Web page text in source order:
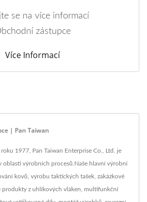
se na více informací
zástupce
Více Informací
| Pan Taiwan
1977, Pan Taiwan Enterprise Co., Ltd. je
oblasti výrobních procesů.Naše hlavní výrobní
kovů, výrobu taktických tašek, zakázkové
produkty z uhlíkových vláken, multifunkční